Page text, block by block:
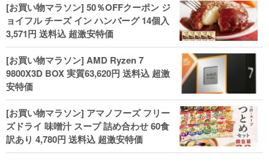
[お買い物マラソン] 50％OFFクーポン ジ
ョイフル チーズ イン ハンバーグ 14個入
3,571円 送料込 超激安特価
[お買い物マラソン] AMD Ryzen 7
9800X3D BOX 実質63,620円 送料込 超激
安特価
[お買い物マラソン] アマノフーズ フリー
ズドライ 味噌汁 スープ 詰め合わせ 60食
訳あり 4,780円 送料込 超激安特価